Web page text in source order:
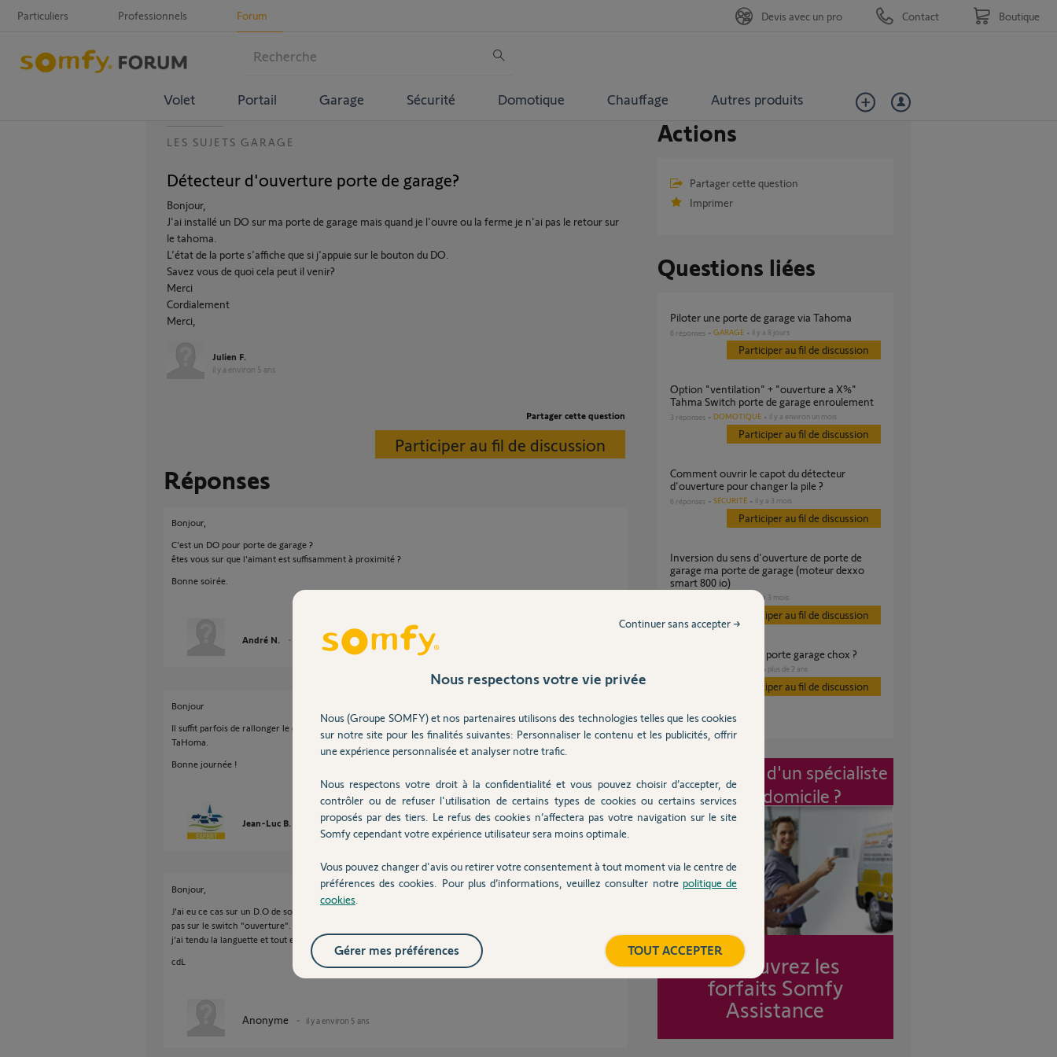
Particuliers Professionnels Forum
Volet Portail Garage Sécurité Domotique Chauffage Autres produits
Devis avec un pro Contact Boutique
LES SUJETS GARAGE
Détecteur d'ouverture porte de garage?
Bonjour,
J'ai installé un DO sur ma porte de garage mais quand je l'ouvre ou la ferme je n'ai pas le retour sur
le tahoma.
L'état de la porte s'affiche que si j'appuie sur le bouton du DO.
Savez vous de quoi cela peut il venir?
Merci
Cordialement
Merci,
Julien F.
il y a environ 5 ans
Partager cette question
Participer au fil de discussion
Réponses
Bonjour,
C'est un DO pour porte de garage ?
êtes vous sur que l'aimant est suffisamment à proximité ?
Bonne soirée.
André N. il y a environ 5 ans
Bonjour
Il suffit parfois de rallonger le câble de façon à rapprocher la partie électronique du
TaHoma.
Bonne journée !
Jean-Luc B. il y a environ 5 ans
Bonjour,
J'ai eu ce cas sur un D.O de sol, après recherche c'était le capot du module qui n'appuyait
pas sur le switch "ouverture".
j'ai tendu la languette et tout est rentré dans l'ordre.
cdL
Anonyme il y a environ 5 ans
Actions
Partager cette question
Imprimer
Questions liées
Piloter une porte de garage via Tahoma
6 réponses GARAGE il y a 8 jours
Participer au fil de discussion
Option "ventilation" + "ouverture a X%"
Tahma Switch porte de garage enroulement
3 réponses DOMOTIQUE il y a environ un mois
Participer au fil de discussion
comment ouvrir le capot du détecteur
d'ouverture pour changer la pile ?
6 réponses SÉCURITÉ il y a 3 mois
Participer au fil de discussion
inversion du sens d'ouverture de porte de
garage ma porte de garage (moteur dexxo
smart 800 io)
il y a 3 mois
Participer au fil de discussion
Detecteur ouverture porte garage chox ?
il y a plus de 2 ans
Participer au fil de discussion
Intervention d'un spécialiste
à mon domicile ?
Découvrez les
forfaits Somfy
Assistance
Nous respectons votre vie privée
Nous (Groupe SOMFY) et nos partenaires utilisons des technologies telles que les cookies
sur notre site pour les finalités suivantes: Personnaliser le contenu et les publicités, offrir
une expérience personnalisée et analyser notre trafic.
Nous respectons votre droit à la confidentialité et vous pouvez choisir d’accepter, de
contrôler ou de refuser l'utilisation de certains types de cookies ou certains services
proposés par des tiers. Le refus des cookies n’affectera pas votre navigation sur le site
Somfy cependant votre expérience utilisateur sera moins optimale.
Vous pouvez changer d'avis ou retirer votre consentement à tout moment via le centre de
préférences des cookies. Pour plus d’informations, veuillez consulter notre politique de
cookies
Continuer sans accepter →
TOUT ACCEPTER
Gérer mes préférences